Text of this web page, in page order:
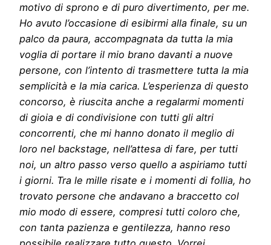
motivo di sprono e di puro divertimento, per me.
Ho avuto l’occasione di esibirmi alla finale, su un
palco da paura, accompagnata da tutta la mia
voglia di portare il mio brano davanti a nuove
persone, con l’intento di trasmettere tutta la mia
semplicità e la mia carica. L’esperienza di questo
concorso, è riuscita anche a regalarmi momenti
di gioia e di condivisione con tutti gli altri
concorrenti, che mi hanno donato il meglio di
loro nel backstage, nell’attesa di fare, per tutti
noi, un altro passo verso quello a aspiriamo tutti
i giorni. Tra le mille risate e i momenti di follia, ho
trovato persone che andavano a braccetto col
mio modo di essere, compresi tutti coloro che,
con tanta pazienza e gentilezza, hanno reso